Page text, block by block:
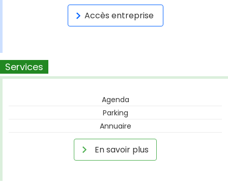
Accès entreprise
Services
Agenda
Parking
Annuaire
En savoir plus